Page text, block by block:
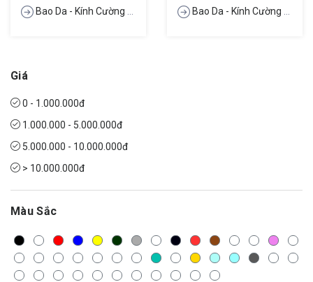
Bao Da - Kính Cường Lực
Bao Da - Kính Cường Lực
Giá
0 - 1.000.000đ
1.000.000 - 5.000.000đ
5.000.000 - 10.000.000đ
> 10.000.000đ
Màu Sắc